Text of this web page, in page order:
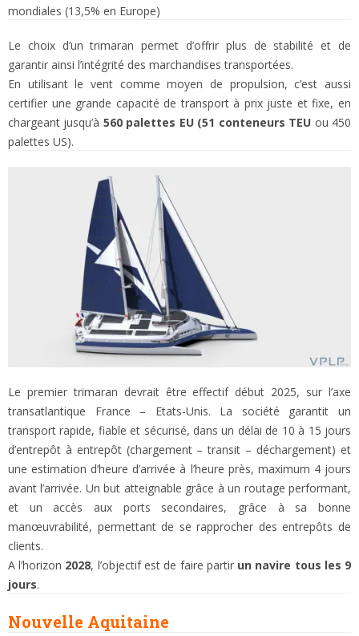
mondiales (13,5% en Europe)
Le choix d’un trimaran permet d’offrir plus de stabilité et de
garantir ainsi l’intégrité des marchandises transportées.
En utilisant le vent comme moyen de propulsion, c’est aussi
certifier une grande capacité de transport à prix juste et fixe, en
chargeant jusqu’à 560 palettes EU (51 conteneurs TEU ou 450
palettes US).
Le premier trimaran devrait être effectif début 2025, sur l’axe
transatlantique France – Etats-Unis. La société garantit un
transport rapide, fiable et sécurisé, dans un délai de 10 à 15 jours
d’entrepôt à entrepôt (chargement – transit – déchargement) et
une estimation d’heure d’arrivée à l’heure près, maximum 4 jours
avant l’arrivée. Un but atteignable grâce à un routage performant,
et un accès aux ports secondaires, grâce à sa bonne
manœuvrabilité, permettant de se rapprocher des entrepôts de
clients.
A l’horizon 2028, l’objectif est de faire partir un navire tous les 9
jours.
Nouvelle Aquitaine